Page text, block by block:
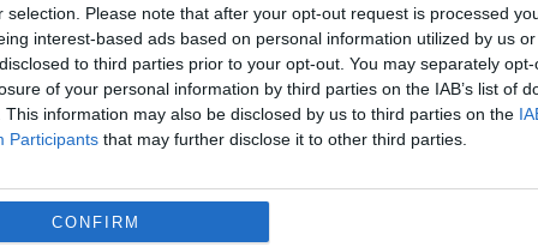
selection. Please note that after your opt-out request is processed
interest-based ads based on personal information utilized by us
to third parties prior to your opt-out. You may separately
of your personal information by third parties on the IAB’s list of
This information may also be disclosed by us to third parties on the
Participants that may further disclose it to other third parties.
CONFIRM
frățică, nu s-a întâmplat asta niciodată ca doi
să vină pachet, toate, către cel care